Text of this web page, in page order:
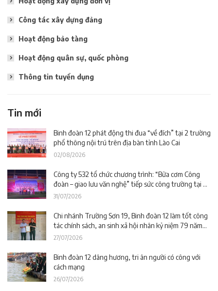
Công tác xây dựng đảng
Hoạt động bảo tàng
Hoạt động quân sự, quốc phòng
Thông tin tuyển dụng
Tin mới
Binh đoàn 12 phát động thi đua “về đích” tại 2 trường
phổ thông nội trú trên địa bàn tỉnh Lào Cai
02/08/2026
Công ty 532 tổ chức chương trình: “Bữa cơm Công
đoàn – giao lưu văn nghệ” tiếp sức công trường tại dự
án Trường phổ thông nội trú liên cấp La Êê (TP. Đà
31/07/2026
Chi nhánh Trường Sơn 19, Binh đoàn 12 làm tốt công
tác chính sách, an sinh xã hội nhân kỷ niệm 79 năm
Ngày Thương binh – Liệt sĩ
27/07/2026
Binh đoàn 12 dâng hương, tri ân người có công với
cách mạng
26/07/2026